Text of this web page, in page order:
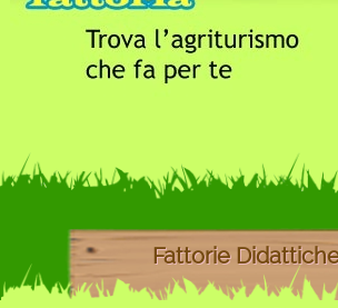
Fattorie